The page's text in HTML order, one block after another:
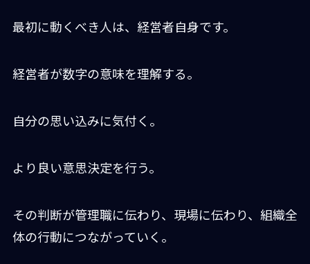
最初に動くべき人は、経営者自身です。
経営者が数字の意味を理解する。
自分の思い込みに気付く。
より良い意思決定を行う。
その判断が管理職に伝わり、現場に伝わり、組織全
体の行動につながっていく。